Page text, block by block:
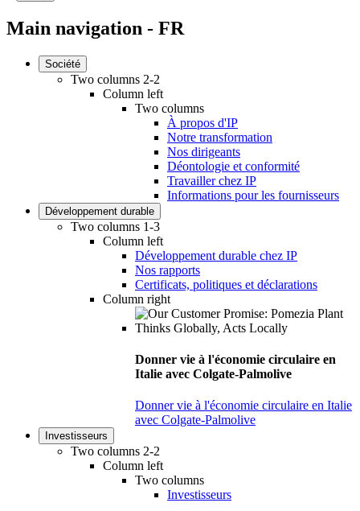
Main navigation - FR
Société
Two columns 2-2
Column left
Two columns
À propos d'IP
Notre transformation
Nos dirigeants
Déontologie et conformité
Travailler chez IP
Informations pour les fournisseurs
Développement durable
Two columns 1-3
Column left
Développement durable chez IP
Nos rapports
Certificats, politiques et déclarations
Column right
Donner vie à l'économie circulaire en
Italie avec Colgate-Palmolive
Donner vie à l'économie circulaire en Italie
avec Colgate-Palmolive
Investisseurs
Two columns 2-2
Column left
Two columns
Investisseurs